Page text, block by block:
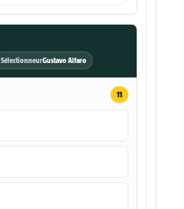
SélectionneurGustavo Alfaro
11